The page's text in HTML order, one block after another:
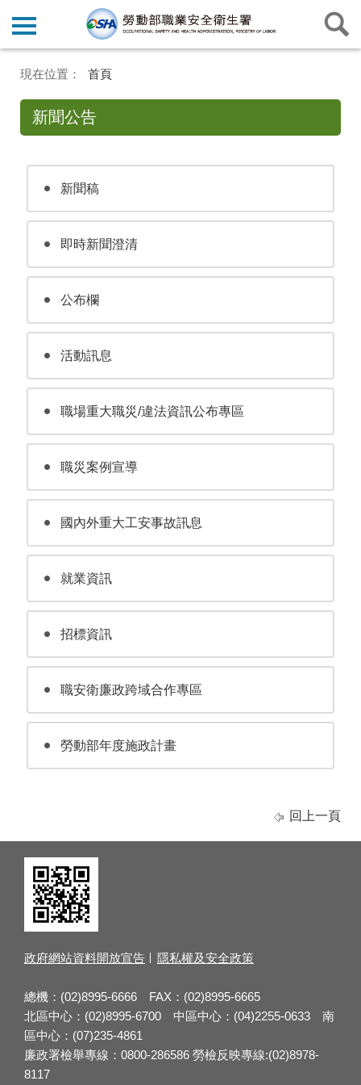
首頁
新聞公告
新聞稿
即時新聞澄清
公布欄
活動訊息
職場重大職災/違法資訊公布專區
職災案例宣導
國內外重大工安事故訊息
就業資訊
招標資訊
職安衛廉政跨域合作專區
勞動部年度施政計畫
回上一頁
政府網站資料開放宣告 隱私權及安全政策
總機：(02)8995-6666 FAX：(02)8995-6665
北區中心：(02)8995-6700 中區中心：(04)2255-0633 南
區中心：(07)235-4861
廉政署檢舉專線：0800-286586 勞檢反映專線:(02)8978-
8117